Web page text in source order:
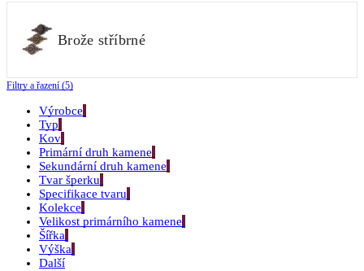
Brože stříbrné
Filtry a řazení (5)
Výrobce
Typ
Kov
Primární druh kamene
Sekundární druh kamene
Tvar šperku
Specifikace tvaru
Kolekce
Velikost primárního kamene
Šířka
Výška
Další